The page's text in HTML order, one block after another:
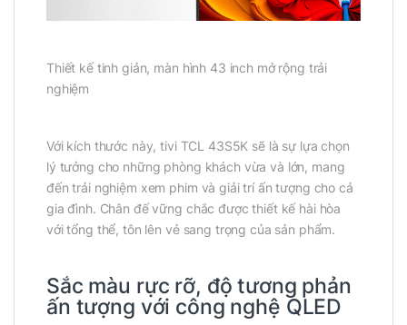
Thiết kế tinh giản, màn hình 43 inch mở rộng trải
nghiệm
Với kích thước này, tivi TCL 43S5K sẽ là sự lựa chọn
lý tưởng cho những phòng khách vừa và lớn, mang
đến trải nghiệm xem phim và giải trí ấn tượng cho cả
gia đình. Chân đế vững chắc được thiết kế hài hòa
với tổng thể, tôn lên vẻ sang trọng của sản phẩm.
Sắc màu rực rỡ, độ tương phản
ấn tượng với công nghệ QLED